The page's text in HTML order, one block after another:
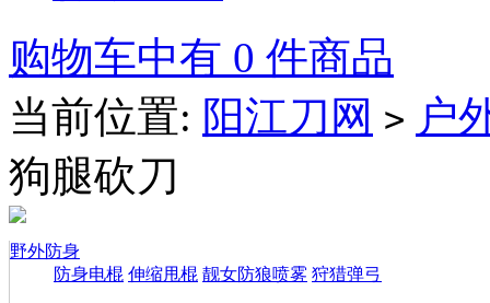
购物车中有 0 件商品
当前位置: 阳江刀网 > 户
狗腿砍刀
野外防身
防身电棍 伸缩甩棍 靓女防狼喷雾 狩猎弹弓